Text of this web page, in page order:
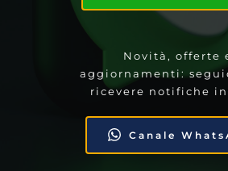
Novità, offerte
aggiornamenti:
ricevere notifiche
Canale